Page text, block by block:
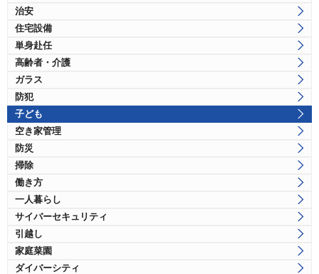
治安
住宅設備
単身赴任
高齢者・介護
ガラス
防犯
子ども
空き家管理
防災
掃除
働き方
一人暮らし
サイバーセキュリティ
引越し
家庭菜園
ダイバーシティ